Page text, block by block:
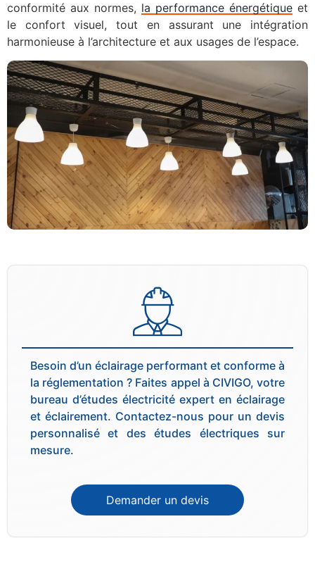
conformité aux normes, la performance énergétique et
le confort visuel, tout en assurant une intégration
harmonieuse à l’architecture et aux usages de l’espace.
Besoin d’un éclairage performant et conforme à
la réglementation ? Faites appel à CIVIGO, votre
bureau d’études électricité expert en éclairage
et éclairement. Contactez-nous pour un devis
personnalisé et des études électriques sur
mesure.
Demander un devis